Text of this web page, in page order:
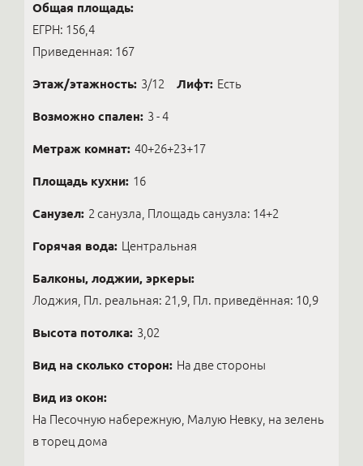
Общая площадь:
ЕГРН: 156,4
Приведенная: 167
Этаж/этажность: 3/12 Лифт: Есть
Возможно спален: 3 - 4
Метраж комнат: 40+26+23+17
Площадь кухни: 16
Санузел: 2 санузла, Площадь санузла: 14+2
Горячая вода: Центральная
Балконы, лоджии, эркеры:
Лоджия, Пл. реальная: 21,9, Пл. приведённая: 10,9
Высота потолка: 3,02
Вид на сколько сторон: На две стороны
Вид из окон:
На Песочную набережную, Малую Невку, на зелень
в торец дома